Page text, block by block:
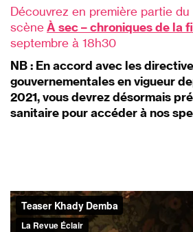
Découvrez en première partie du
scèneÀsec – chroniques de la
septembre à 18h30
NB : En accord avec les
gouvernementales en vigueur
2021,vous devrez désormais
sanitaire pour accéder à nos